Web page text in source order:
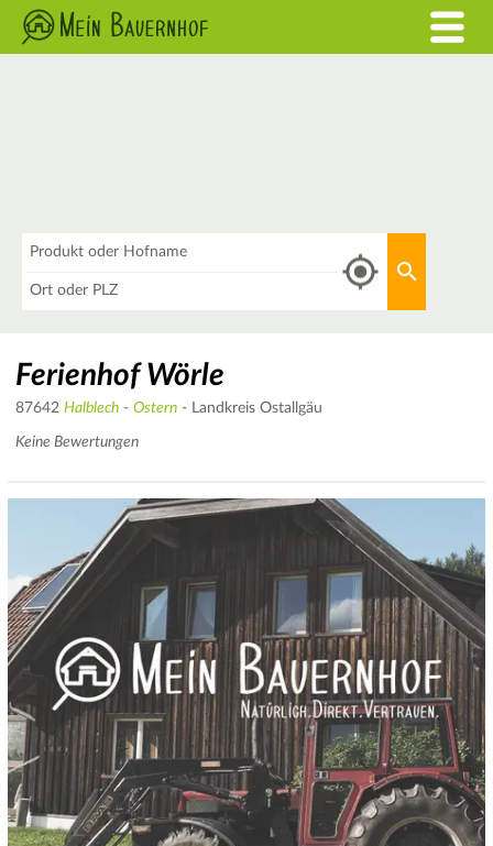
Ferienhof Wörle
87642 Halblech - Ostern - Landkreis Ostallgäu
Keine Bewertungen